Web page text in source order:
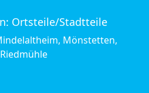
Ortsteile/Stadtteile
Mönstetten,
Riedmühle